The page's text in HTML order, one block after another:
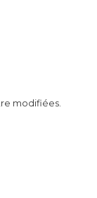
modifiées.